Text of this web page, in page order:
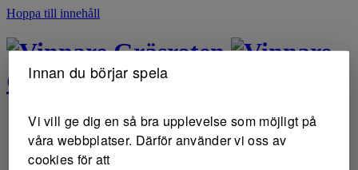
Hoppa till innehåll
Gräsroten
Gräsroten
Innan du börjar spela
Vi vill ge dig en så bra upplevelse som möjligt på
våra webbplatser. Därför använder vi oss av
cookies för att